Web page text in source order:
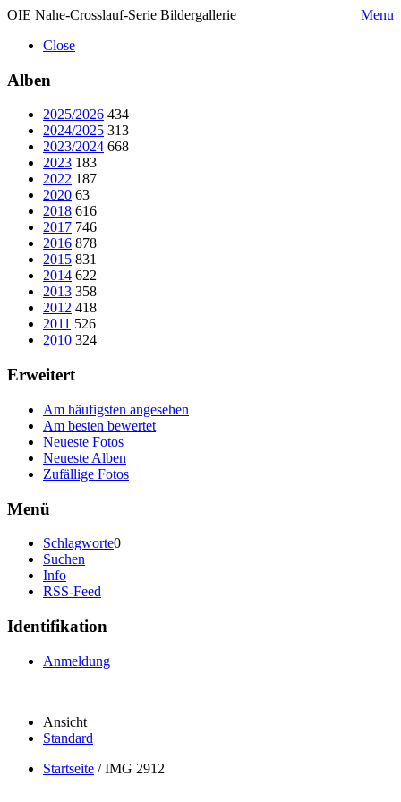
OIE Nahe-Crosslauf-Serie Bildergallerie
Menu
Close
Alben
2025/2026 434
2024/2025 313
2023/2024 668
2023 183
2022 187
2020 63
2018 616
2017 746
2016 878
2015 831
2014 622
2013 358
2012 418
2011 526
2010 324
Erweitert
Am häufigsten angesehen
Am besten bewertet
Neueste Fotos
Neueste Alben
Zufällige Fotos
Menü
Schlagworte0
Suchen
Info
RSS-Feed
Identifikation
Anmeldung
Ansicht
Standard
Startseite /IMG 2912